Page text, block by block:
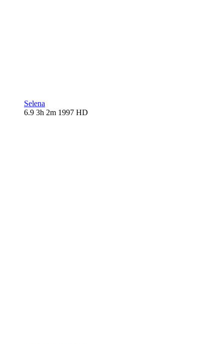
Selena
6.9 3h 2m 1997 HD